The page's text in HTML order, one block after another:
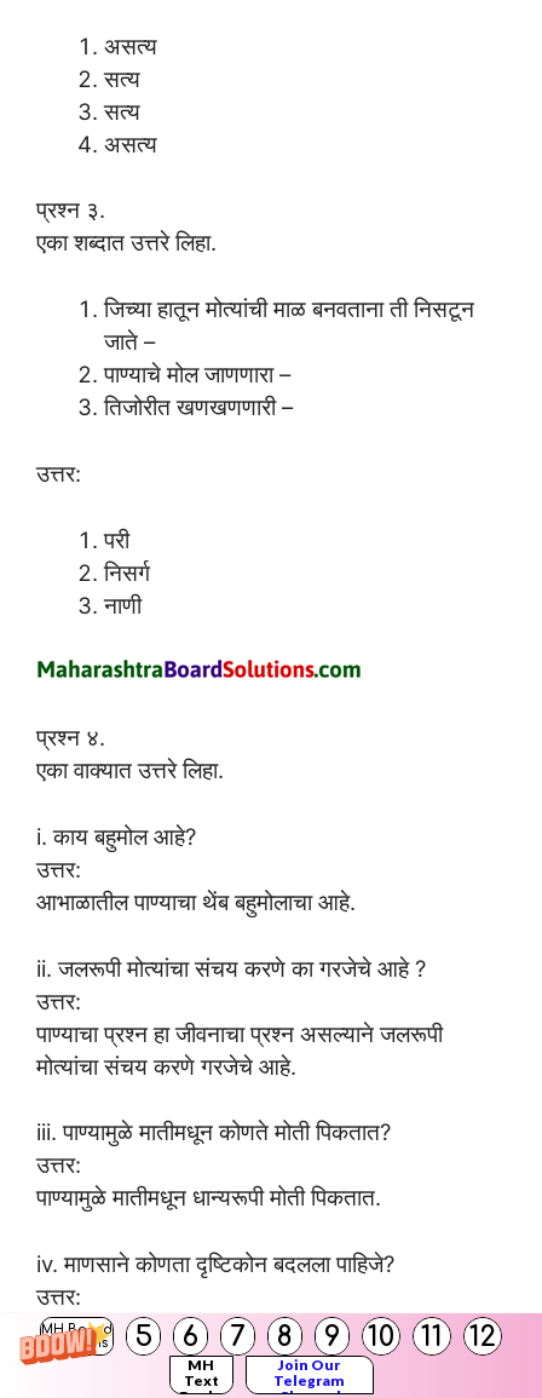
MH Board
Solutions
5 6 7 8 9 10 11 12
MH
Text
Join Our
Telegram
असत्य
सत्य
सत्य
असत्य
प्रश्न ३.
एका शब्दात उत्तरे लिहा.
जिच्या हातून मोत्यांची माळ बनवताना ती निसटून
जाते –
पाण्याचे मोल जाणणारा –
तिजोरीत खणखणणारी –
उत्तर:
परी
निसर्ग
नाणी
प्रश्न ४.
एका वाक्यात उत्तरे लिहा.
i. काय बहुमोल आहे?
उत्तर:
आभाळातील पाण्याचा थेंब बहुमोलाचा आहे.
ii. जलरूपी मोत्यांचा संचय करणे का गरजेचे आहे ?
उत्तर:
पाण्याचा प्रश्न हा जीवनाचा प्रश्न असल्याने जलरूपी
मोत्यांचा संचय करणे गरजेचे आहे.
iii. पाण्यामुळे मातीमधून कोणते मोती पिकतात?
उत्तर:
पाण्यामुळे मातीमधून धान्यरूपी मोती पिकतात.
iv. माणसाने कोणता दृष्टिकोन बदलला पाहिजे?
उत्तर:
माणसाने निसर्गाकडे बघण्याचा दृष्टिकोन बदलला पाहिजे.